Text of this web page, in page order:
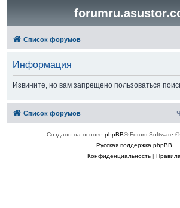
Список форумов
Информация
Извините, но вам запрещено пользоваться
Список форумов
Создано на основе phpBB® Forum Software
Русская поддержка phpBB
Конфиденциальность| Правила